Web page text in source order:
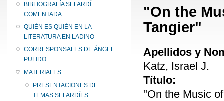
BIBLIOGRAFÍA SEFARDÍ
COMENTADA
QUIÉN ES QUIÉN EN LA
LITERATURA EN LADINO
CORRESPONSALES DE ÁNGEL
PULIDO
MATERIALES
PRESENTACIONES DE
TEMAS SEFARDÍES
"On the
Tangier"
Apellidos y
Katz, Israel J.
Título:
"On the Music